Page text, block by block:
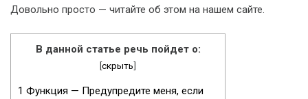
Довольно просто — читайте об этом на нашем сайте.
В данной статье речь пойдет о:
[скрыть]
1 Функция — Предупредите меня, если